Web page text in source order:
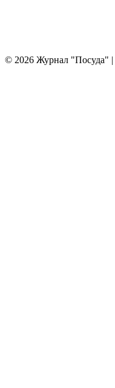
© 2026 Журнал "Посуда" |